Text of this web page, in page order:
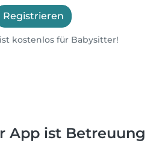
Registrieren
kostenlos für Babysitter!
App ist Betreuung